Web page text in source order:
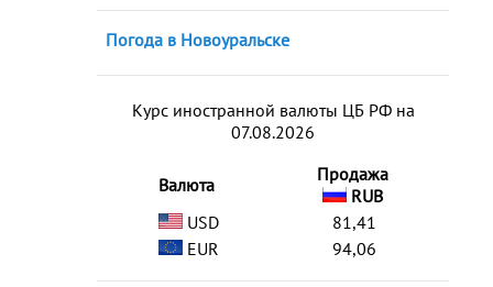
Погода в Новоуральске
Курс иностранной валюты ЦБ РФ на
07.08.2026
Валюта
Продажа
RUB
USD
81,41
EUR
94,06